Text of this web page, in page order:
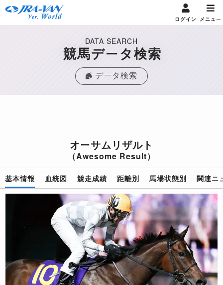
ログイン メニュー
DATA SEARCH
競馬データ検索
データ検索
オーサムリザルト
（Awesome Result）
基本情報 血統図 競走成績 距離別 馬場状態別 関連ニ